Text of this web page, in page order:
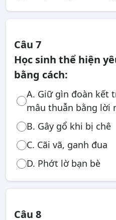
Câu 7
Học sinh thể hiện
bằng cách:
A. Giữ gìn đoàn kết
mâu thuẫn bằng lời
B. Gây gổ khi bị chê
C. Cãi vã, ganh đua
D. Phớt lờ bạn bè
Câu 8